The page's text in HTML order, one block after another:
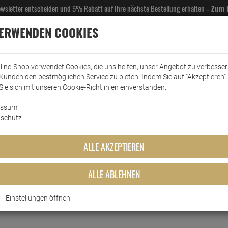
entscheiden und 5% Rabatt auf Ihre nächste Bestellung erhalten –Zum
& GASTROBEDARF DROGERIE KÜCHE & HAUSHALT KFZ
Kleber 20g transparent
COOKIES
Shop verwendet Cookies, die uns helfen, unser Angebot zu
den bestmöglichen Service zu bieten. Indem Sie auf "Akzeptieren"
sich mit unseren Cookie-Richtlinien einverstanden.
ALLE AKZEPTIEREN
ALLE ABLEHNEN
Einstellungen öffnen